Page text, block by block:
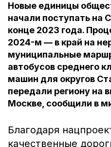
Новые единицы
начали поступать на
конце 2023 года.
2024-м — в край на
муниципальные
автобусов среднего
машин для округов
передали региону на
Москве, сообщили в
Благодаря
качественные